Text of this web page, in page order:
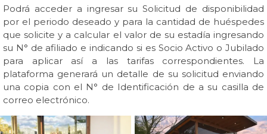
Podrá acceder a ingresar su Solicitud de disponibilidad
por el periodo deseado y para la cantidad de huéspedes
que solicite y a calcular el valor de su estadía ingresando
su N° de afiliado e indicando si es Socio Activo o Jubilado
para aplicar así a las tarifas correspondientes. La
plataforma generará un detalle de su solicitud enviando
una copia con el N° de Identificación de a su casilla de
correo electrónico.